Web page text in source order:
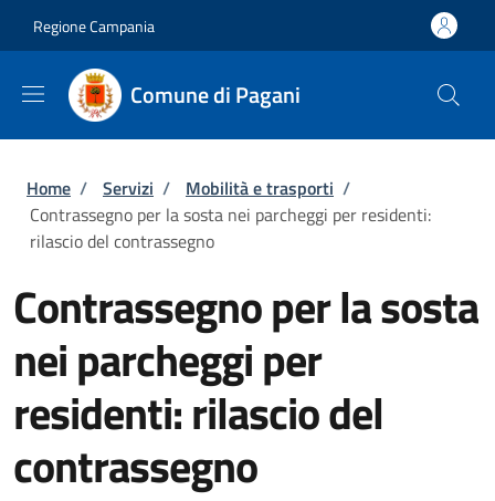
Regione Campania
Comune di Pagani
Briciole di pane
Home / Servizi / Mobilità e trasporti /
Contrassegno per la sosta nei parcheggi per residenti:
rilascio del contrassegno
Contrassegno per la sosta
nei parcheggi per
residenti: rilascio del
contrassegno